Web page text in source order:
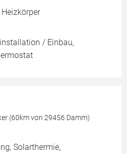
/ Einbau,
(60km von 29456 Damm)
Solarthermie,